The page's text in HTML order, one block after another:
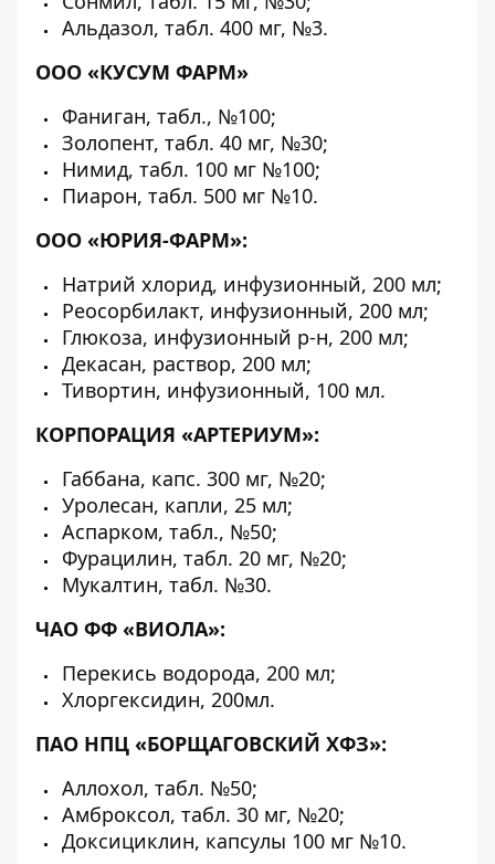
Альдазол, табл. 400 мг, №3.
ООО «КУСУМ ФАРМ»
Фаниган, табл., №100;
Золопент, табл. 40 мг, №30;
Нимид, табл. 100 мг №100;
Пиарон, табл. 500 мг №10.
ООО «ЮРИЯ-ФАРМ»:
Натрий хлорид, инфузионный, 200 мл;
Реосорбилакт, инфузионный, 200 мл;
Глюкоза, инфузионный р-н, 200 мл;
Декасан, раствор, 200 мл;
Тивортин, инфузионный, 100 мл.
КОРПОРАЦИЯ «АРТЕРИУМ»:
Габбана, капс. 300 мг, №20;
Уролесан, капли, 25 мл;
Аспарком, табл., №50;
Фурацилин, табл. 20 мг, №20;
Мукалтин, табл. №30.
ЧАО ФФ «ВИОЛА»:
Перекись водорода, 200 мл;
Хлоргексидин, 200мл.
ПАО НПЦ «БОРЩАГОВСКИЙ ХФЗ»:
Аллохол, табл. №50;
Амброксол, табл. 30 мг, №20;
Доксициклин, капсулы 100 мг №10.